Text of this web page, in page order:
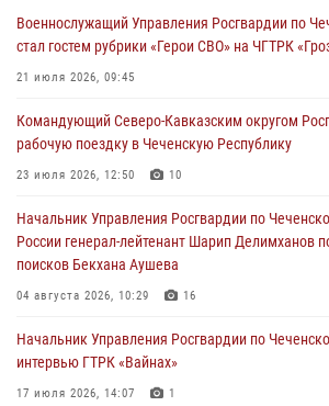
23 июля 2026, 12:50
Военнослужащий Управления Росгвардии по
21 июля 2026, 09:45
В ДНР росгвардейцы уничтожили около 80
19 июля 2026, 13:50
В Грозном Росгвардия обеспечила
соревнований
Военнослужащий Управления Росгвардии по
стал гостем рубрики «Герои СВО» на ЧГТРК
21 июля 2026, 09:45
Командующий Северо-Кавказским округом
рабочую поездку в Чеченскую Республику
23 июля 2026, 12:50 10
Начальник Управления Росгвардии по
России генерал-лейтенант Шарип Делимханов
поисков Бекхана Аушева
04 августа 2026, 10:29 16
Начальник Управления Росгвардии по
интервью ГТРК «Вайнах»
17 июля 2026, 14:07 1